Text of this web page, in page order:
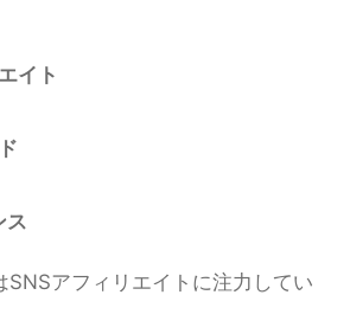
イト
ス
SNSアフィリエイトに注力してい